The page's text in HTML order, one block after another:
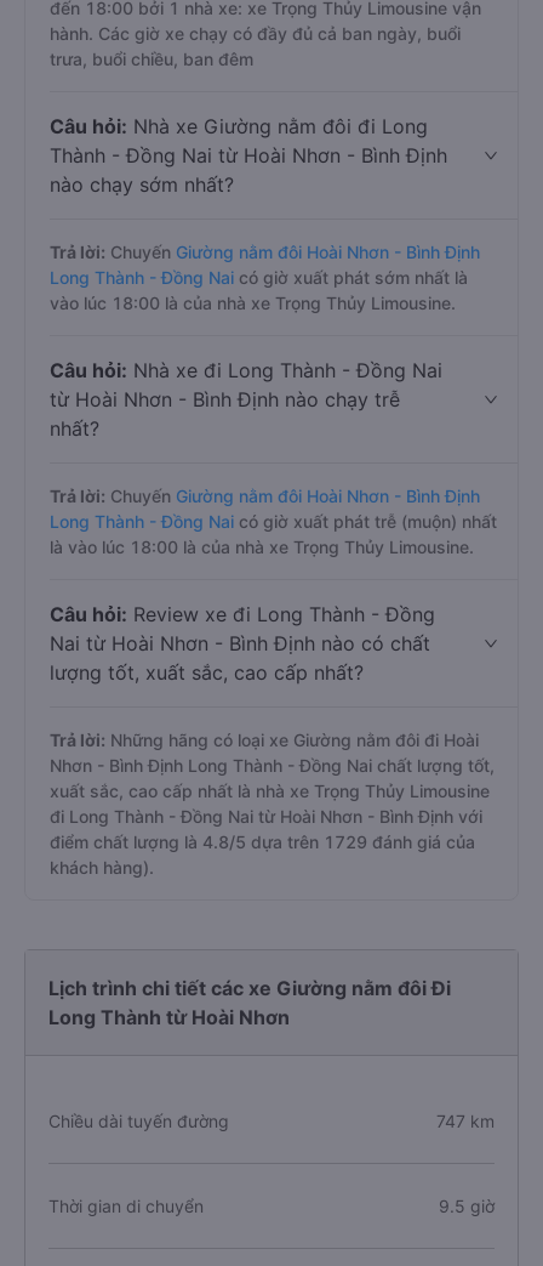
đến 18:00 bởi 1 nhà xe: xe Trọng Thủy Limousine vận
hành. Các giờ xe chạy có đầy đủ cả ban ngày, buổi
trưa, buổi chiều, ban đêm
Câu hỏi: Nhà xe Giường nằm đôi đi Long
Thành - Đồng Nai từ Hoài Nhơn - Bình Định
nào chạy sớm nhất?
Trả lời: Chuyến Giường nằm đôi Hoài Nhơn - Bình Định
Long Thành - Đồng Nai có giờ xuất phát sớm nhất là
vào lúc 18:00 là của nhà xe Trọng Thủy Limousine.
Câu hỏi: Nhà xe đi Long Thành - Đồng Nai
từ Hoài Nhơn - Bình Định nào chạy trễ
nhất?
Trả lời: Chuyến Giường nằm đôi Hoài Nhơn - Bình Định
Long Thành - Đồng Nai có giờ xuất phát trễ (muộn) nhất
là vào lúc 18:00 là của nhà xe Trọng Thủy Limousine.
Câu hỏi: Review xe đi Long Thành - Đồng
Nai từ Hoài Nhơn - Bình Định nào có chất
lượng tốt, xuất sắc, cao cấp nhất?
Trả lời: Những hãng có loại xe Giường nằm đôi đi Hoài
Nhơn - Bình Định Long Thành - Đồng Nai chất lượng tốt,
xuất sắc, cao cấp nhất là nhà xe Trọng Thủy Limousine
đi Long Thành - Đồng Nai từ Hoài Nhơn - Bình Định với
điểm chất lượng là 4.8/5 dựa trên 1729 đánh giá của
khách hàng).
Lịch trình chi tiết các xe Giường nằm đôi Đi
Long Thành từ Hoài Nhơn
Chiều dài tuyến đường 747 km
Thời gian di chuyển 9.5 giờ